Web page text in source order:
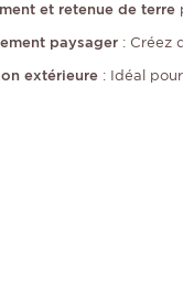
et retenue de terre
paysager : Créez
extérieure : Idéal